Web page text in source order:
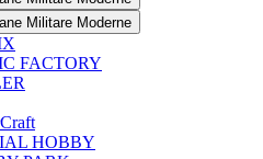
Militare Moderne
FACTORY
HOBBY